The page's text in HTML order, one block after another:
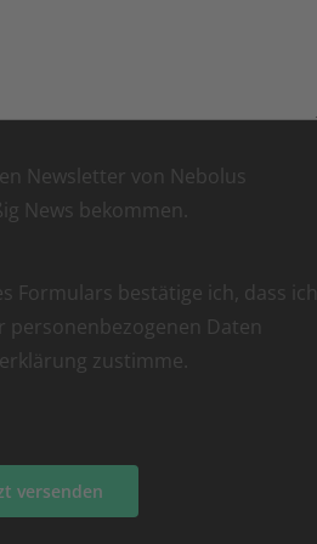
Newsletter von Nebolus
News bekommen.
Formulars bestätige ich, dass ich
Daten
zustimme.
versenden